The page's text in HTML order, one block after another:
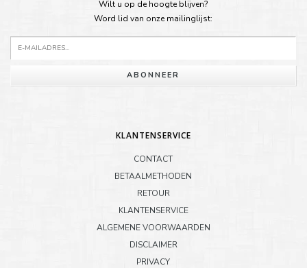
Wilt u op de hoogte blijven?
Word lid van onze mailinglijst:
ABONNEER
KLANTENSERVICE
CONTACT
BETAALMETHODEN
RETOUR
KLANTENSERVICE
ALGEMENE VOORWAARDEN
DISCLAIMER
PRIVACY